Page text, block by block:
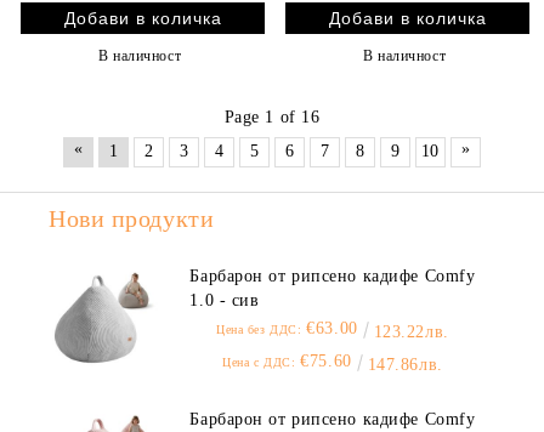
В наличност В наличност
Page 1 of 16
«
1 2 3 4 5 6 7 8 9 10 »
Нови продукти
Барбарон от рипсено кадифе Comfy
1.0 - сив
Цена без ДДС: €63.00 123.22лв.
Цена с ДДС: €75.60 147.86лв.
Барбарон от рипсено кадифе Comfy